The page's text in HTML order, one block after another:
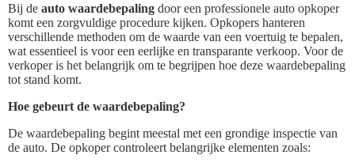
Bij de auto waardebepaling door een professionele auto opkoper
komt een zorgvuldige procedure kijken. Opkopers hanteren
verschillende methoden om de waarde van een voertuig te bepalen,
wat essentieel is voor een eerlijke en transparante verkoop. Voor de
verkoper is het belangrijk om te begrijpen hoe deze waardebepaling
tot stand komt.
Hoe gebeurt de waardebepaling?
De waardebepaling begint meestal met een grondige inspectie van
de auto. De opkoper controleert belangrijke elementen zoals: